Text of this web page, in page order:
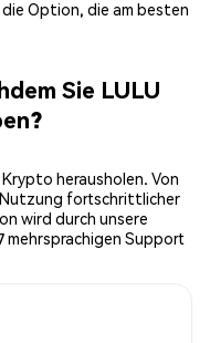
Option, die am besten
Sie LULU
herausholen. Von
fortschrittlicher
wird durch unsere
mehrsprachigen Support